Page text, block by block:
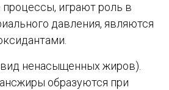
играют роль в
давления, являются
ненасыщенных жиров).
образуются при